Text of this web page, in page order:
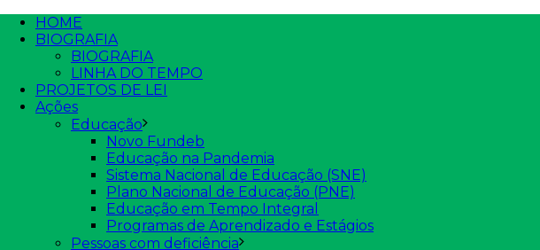
HOME
BIOGRAFIA
BIOGRAFIA
LINHA DO TEMPO
PROJETOS DE LEI
Ações
Educação
Novo Fundeb
Educação na Pandemia
Sistema Nacional de Educação (SNE)
Plano Nacional de Educação (PNE)
Educação em Tempo Integral
Programas de Aprendizado e Estágios
Pessoas com deficiência